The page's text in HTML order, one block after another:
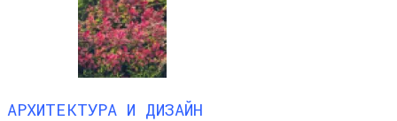
АРХИТЕКТУРА И ДИЗАЙН